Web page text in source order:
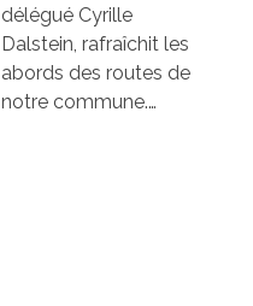
délégué Cyrille
Dalstein, rafraîchit les
abords des routes de
notre commune.…